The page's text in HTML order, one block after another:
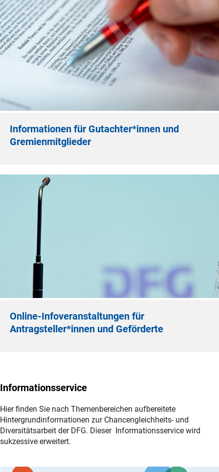
Informationen für Gutachter*innen und
Gremienmitglieder
Online-Infoveranstaltungen für
Antragsteller*innen und Geförderte
Informationsservice
Hier finden Sie nach Themenbereichen aufbereitete
Hintergrundinformationen zur Chancengleichheits- und
Diversitätsarbeit der DFG. Dieser Informationsservice wird
sukzessive erweitert.